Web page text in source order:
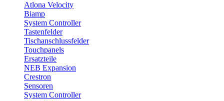
Atlona Velocity
Biamp
System Controller
Tastenfelder
Tischanschlussfelder
Touchpanels
Ersatzteile
NEB Expansion
Crestron
Sensoren
System Controller